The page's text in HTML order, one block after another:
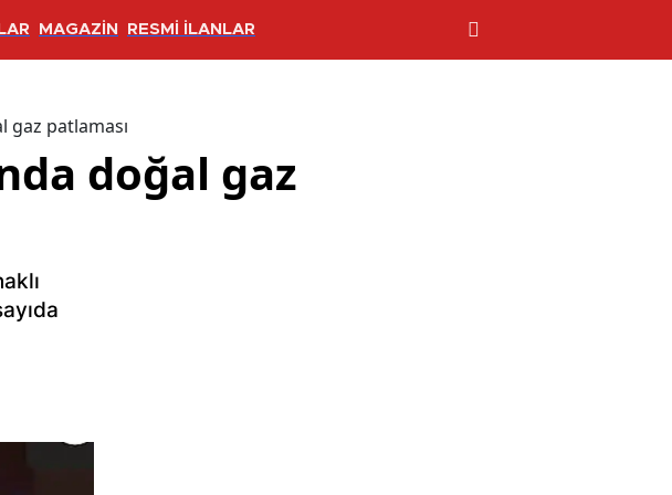
MAGAZİN RESMİ İLANLAR
gaz patlaması
doğal gaz